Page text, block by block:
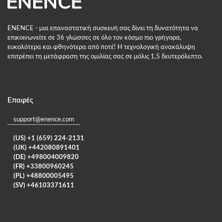
ENENCE - μια επαναστατική συσκευή σας δίνει τη δυνατότητα να
επικοινωνείτε σε 36 γλώσσες σε όλο τον κόσμο πιο γρήγορα,
ευκολότερα και φθηνότερα από ποτέ! Η τεχνολογική ανακάλυψη
επιτρέπει τη μετάφραση της ομιλίας σας σε μόλις 1,5 δευτερόλεπτο.
Επαφές
support@enence.com
(US) +1 (659) 224-2131
(UK) +442080891401
(DE) +498004009820
(FR) +33800960245
(PL) +48800005495
(SV) +46103371611